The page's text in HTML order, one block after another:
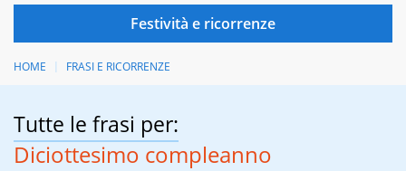
HOME FRASI E RICORRENZE
Tutte le frasi per:
Diciottesimo compleanno